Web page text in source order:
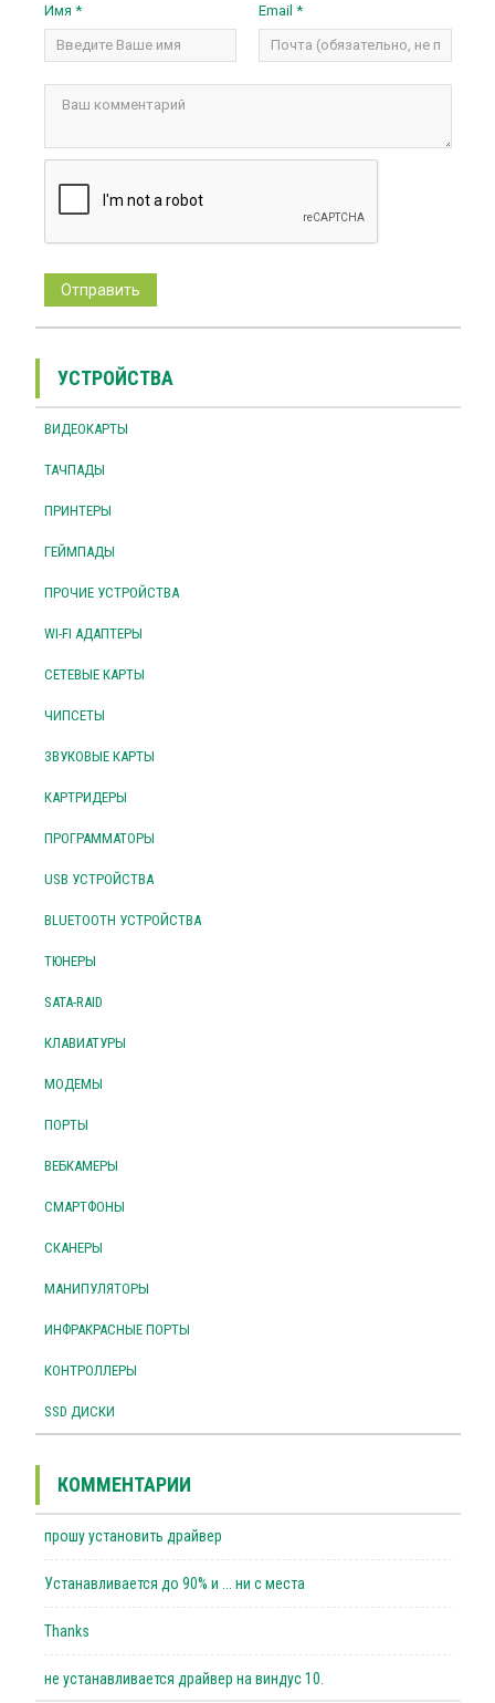
Имя *
Email *
УСТРОЙСТВА
ВИДЕОКАРТЫ
ТАЧПАДЫ
ПРИНТЕРЫ
ГЕЙМПАДЫ
ПРОЧИЕ УСТРОЙСТВА
WI-FI АДАПТЕРЫ
СЕТЕВЫЕ КАРТЫ
ЧИПСЕТЫ
ЗВУКОВЫЕ КАРТЫ
КАРТРИДЕРЫ
ПРОГРАММАТОРЫ
USB УСТРОЙСТВА
BLUETOOTH УСТРОЙСТВА
ТЮНЕРЫ
SATA-RAID
КЛАВИАТУРЫ
МОДЕМЫ
ПОРТЫ
ВЕБКАМЕРЫ
СМАРТФОНЫ
СКАНЕРЫ
МАНИПУЛЯТОРЫ
ИНФРАКРАСНЫЕ ПОРТЫ
КОНТРОЛЛЕРЫ
SSD ДИСКИ
КОММЕНТАРИИ
прошу установить драйвер
Устанавливается до 90% и ... ни с места
Thanks
не устанавливается драйвер на виндус 10.